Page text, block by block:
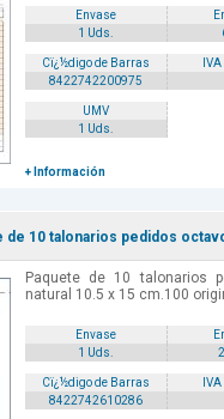
Envase
1 Uds.
Cï¿½digo de Barras
8422742200975
UMV
1 Uds.
+ Información
de 10 talonarios pedidos
Paquete de 10 talonarios
natural 10.5 x 15 cm.100
Envase
1 Uds.
Cï¿½digo de Barras
8422742610286